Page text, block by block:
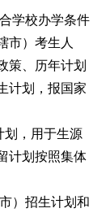
学校办学条件
市）考生人
策、历年计划
计划，报国家
，用于生源
计划按照集体
）招生计划和